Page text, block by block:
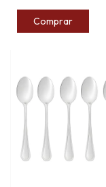
Comprar